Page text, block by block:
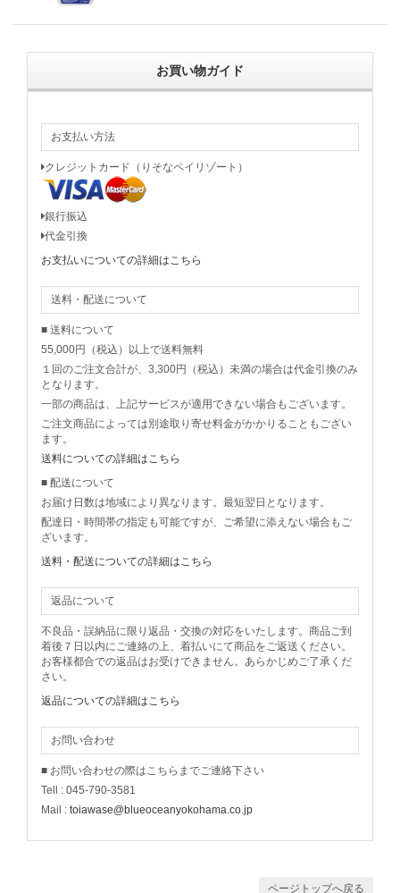
お買い物ガイド
お支払い方法
クレジットカード（りそなペイリゾート）
銀行振込
代金引換
お支払いについての詳細はこちら
送料・配送について
■ 送料について
55,000円（税込）以上で送料無料
１回のご注文合計が、3,300円（税込）未満の場合は代金引換のみ
となります。
一部の商品は、上記サービスが適用できない場合もございます。
ご注文商品によっては別途取り寄せ料金がかかりることもござい
ます。
送料についての詳細はこちら
■ 配送について
お届け日数は地域により異なります。最短翌日となります。
配達日・時間帯の指定も可能ですが、ご希望に添えない場合もご
ざいます。
送料・配送についての詳細はこちら
返品について
不良品・誤納品に限り返品・交換の対応をいたします。商品ご到
着後７日以内にご連絡の上、着払いにて商品をご返送ください。
お客様都合での返品はお受けできません。あらかじめご了承くだ
さい。
返品についての詳細はこちら
お問い合わせ
■ お問い合わせの際はこちらまでご連絡下さい
Tell : 045-790-3581
Mail : toiawase@blueoceanyokohama.co.jp
ページトップへ戻る